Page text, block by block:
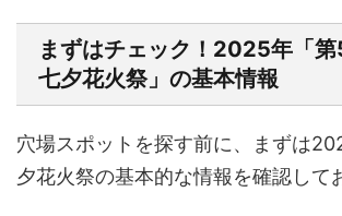
まずはチェック！2025年「
七夕花火祭」の基本情報
穴場スポットを探す前に、まずは
夕花火祭の基本的な情報を確認して